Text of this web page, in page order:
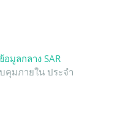
อมูลกลาง SAR
คุมภายใน ประจำ